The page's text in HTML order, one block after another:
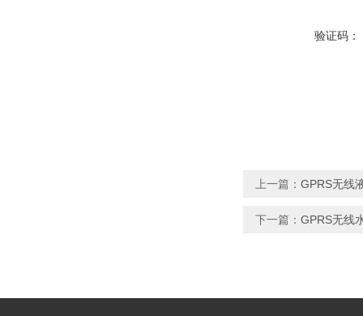
验证码：
上一篇： GPRS无线
下一篇： GPRS无线